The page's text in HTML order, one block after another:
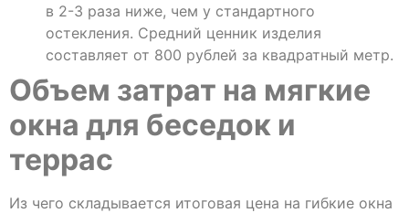
в 2-3 раза ниже, чем у стандартного
остекления. Средний ценник изделия
составляет от 800 рублей за квадратный метр.
Объем затрат на мягкие
окна для беседок и
террас
Из чего складывается итоговая цена на гибкие окна